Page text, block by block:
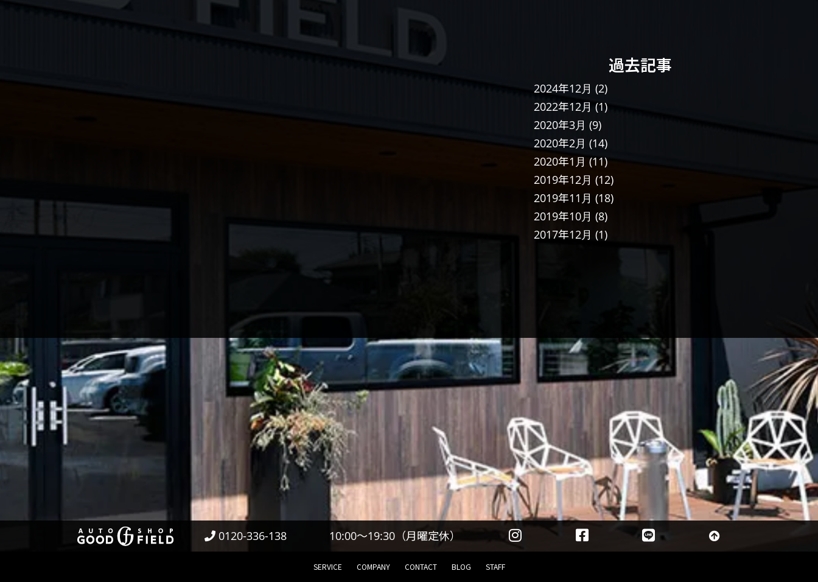
過去記事
2024年12月 (2)
2022年12月 (1)
2020年3月 (9)
2020年2月 (14)
2020年1月 (11)
2019年12月 (12)
2019年11月 (18)
2019年10月 (8)
2017年12月 (1)
0120-336-138 10:00～19:30（月曜定休）
SERVICE COMPANY CONTACT BLOG STAFF